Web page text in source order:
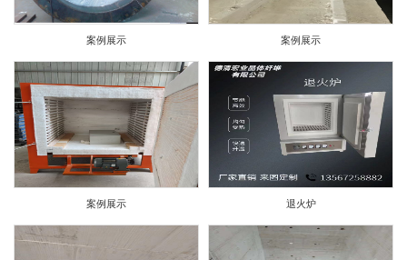
案例展示 案例展示
案例展示 退火炉